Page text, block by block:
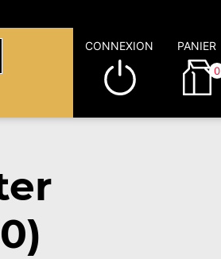
CONNEXION PANIER
0